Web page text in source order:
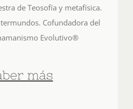
de Teosofía y metafísica.
Cofundadora del
Evolutivo®
más